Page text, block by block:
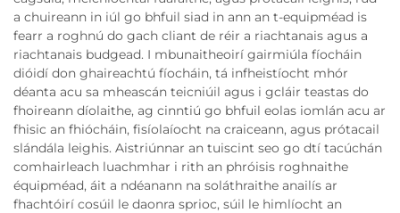
a chuireann in iúl go bhfuil siad in ann an t-equipméad is
fearr a roghnú do gach cliant de réir a riachtanais agus a
riachtanais budgead. I mbunaitheoirí gairmiúla fíocháin
dióidí don ghaireachtú fíocháin, tá infheistíocht mhór
déanta acu sa mheascán teicniúil agus i gcláir teastas do
fhoireann díolaithe, ag cinntiú go bhfuil eolas iomlán acu ar
fhisic an fhiócháin, fisíolaíocht na craiceann, agus prótacail
slándála leighis. Aistriúnnar an tuiscint seo go dtí tacúchán
comhairleach luachmhar i rith an phróisis roghnaithe
équipméad, áit a ndéanann na soláthraithe anailís ar
fhachtóirí cosúil le daonra sprioc, súil le himlíocht an